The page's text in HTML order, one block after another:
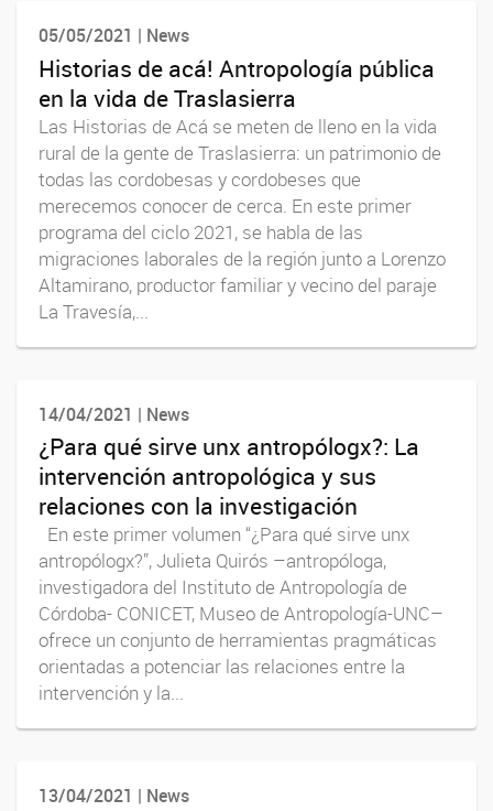
05/05/2021 | News
Historias de acá! Antropología pública
en la vida de Traslasierra
Las Historias de Acá se meten de lleno en la vida
rural de la gente de Traslasierra: un patrimonio de
todas las cordobesas y cordobeses que
merecemos conocer de cerca. En este primer
programa del ciclo 2021, se habla de las
migraciones laborales de la región junto a Lorenzo
Altamirano, productor familiar y vecino del paraje
La Travesía,...
14/04/2021 | News
¿Para qué sirve unx antropólogx?: La
intervención antropológica y sus
relaciones con la investigación
En este primer volumen “¿Para qué sirve unx
antropólogx?”, Julieta Quirós –antropóloga,
investigadora del Instituto de Antropología de
Córdoba- CONICET, Museo de Antropología-UNC–
ofrece un conjunto de herramientas pragmáticas
orientadas a potenciar las relaciones entre la
intervención y la...
13/04/2021 | News